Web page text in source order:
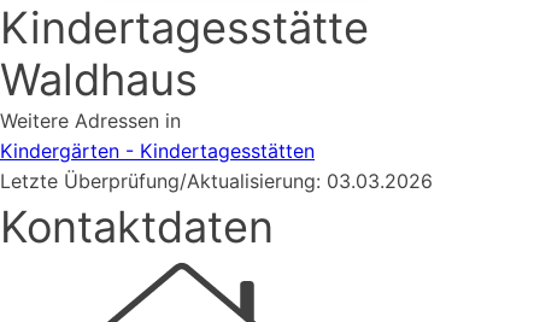
Kindertagesstätte
Waldhaus
Weitere Adressen in
Kindergärten - Kindertagesstätten
Letzte Überprüfung/Aktualisierung: 03.03.2026
Kontaktdaten